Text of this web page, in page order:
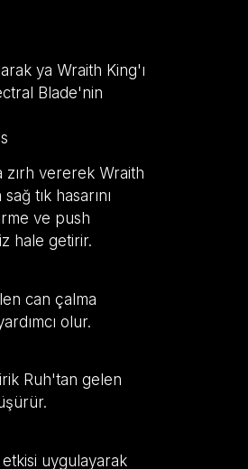
ya Wraith King'ı
Blade'nin
zırh vererek Wraith
tık hasarını
ve push
hale getirir.
can çalma
olur.
Ruh'tan gelen
uygulayarak